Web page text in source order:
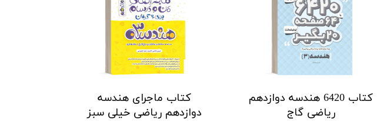
کتاب 6420 هندسه دوازدهم
ریاضی گاج
کتاب ماجرای هندسه
دوازدهم ریاضی خیلی سبز